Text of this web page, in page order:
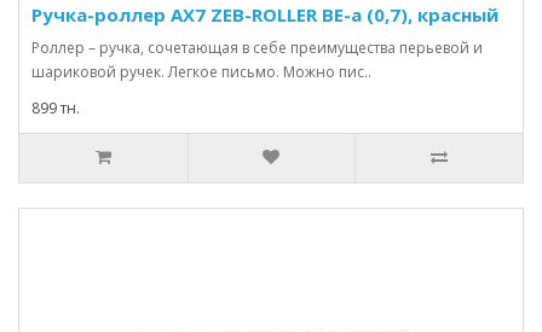
Ручка-роллер AX7 ZEB-ROLLER BE-a (0,7), красный
Роллер – ручка, сочетающая в себе преимущества перьевой и
шариковой ручек. Легкое письмо. Можно пис..
899 тн.